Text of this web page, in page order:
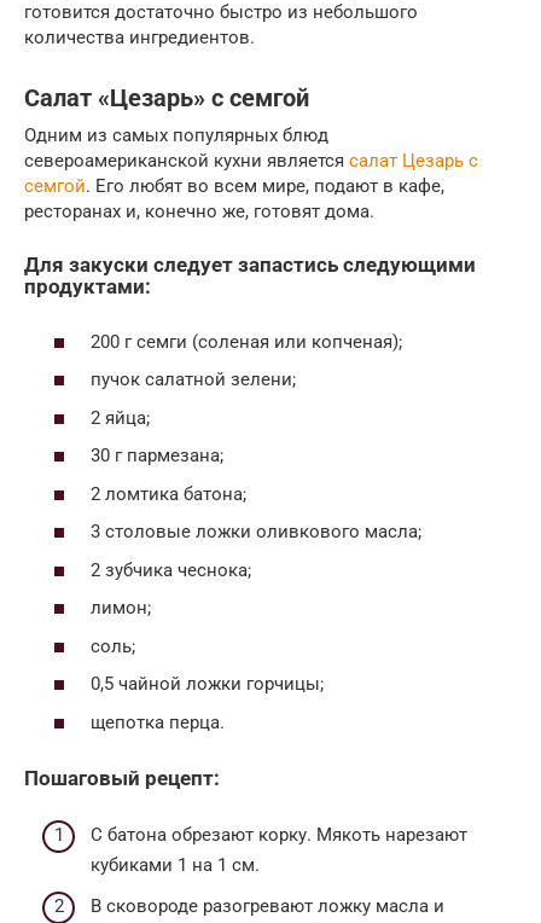
готовится достаточно быстро из небольшого
количества ингредиентов.
Салат «Цезарь» с семгой
Одним из самых популярных блюд
североамериканской кухни является салат Цезарь с
семгой. Его любят во всем мире, подают в кафе,
ресторанах и, конечно же, готовят дома.
Для закуски следует запастись следующими
продуктами:
200 г семги (соленая или копченая);
пучок салатной зелени;
2 яйца;
30 г пармезана;
2 ломтика батона;
3 столовые ложки оливкового масла;
2 зубчика чеснока;
лимон;
соль;
0,5 чайной ложки горчицы;
щепотка перца.
Пошаговый рецепт:
С батона обрезают корку. Мякоть нарезают
кубиками 1 на 1 см.
В сковороде разогревают ложку масла и